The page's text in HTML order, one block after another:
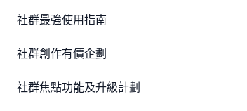
社群最強使用指南
社群創作有價企劃
社群焦點功能及升級計劃